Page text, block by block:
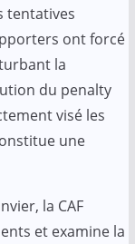
tentatives
ont forcé
la
du penalty
visé les
une
la CAF
et examine la